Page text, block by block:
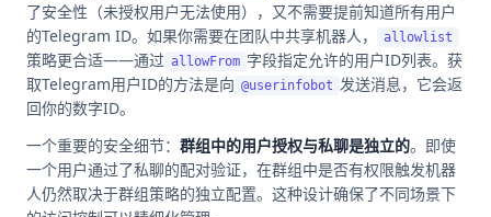
了安全性（未授权用户无法使用），又不需要提前知道所有用户
的Telegram ID。如果你需要在团队中共享机器人，
allowlist
策略更合适——通过 allowFrom 字段指定允许的用户ID列表。获
取Telegram用户ID的方法是向 @userinfobot 发送消息，它会返
回你的数字ID。
一个重要的安全细节： 群组中的用户授权与私聊是独立的。即使
一个用户通过了私聊的配对验证，在群组中是否有权限触发机器
人仍然取决于群组策略的独立配置。这种设计确保了不同场景下